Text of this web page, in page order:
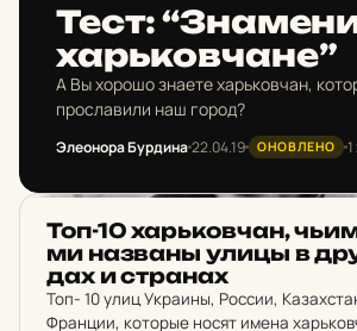
Тест:
харь­ков­ча­не”
А Вы хорошо знаете харьковчан,
прославили наш город?
Элеонора Бурдина22.04.19 ОНОВЛЕНО 1
ЗНАМЕНИТІ ЖИТЕЛІ
Топ-10 харь­ков­чан,
ми наз­ваны улицы в
дах и стра­нах
Топ- 10 улиц Украины, России,
Франции, которые носят имена